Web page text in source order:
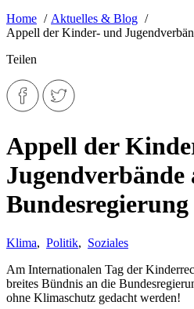
Home
Aktuelles & Blog
Appell der Kinder- und
Teilen
Appell der
Jugendverbände
Bundesregierung
Klima, Politik, Soziales
Am Internationalen Tag der
breites Bündnis an die
ohne Klimaschutz gedacht werden!